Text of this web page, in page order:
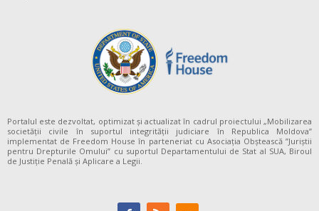
Portalul este dezvoltat, optimizat și actualizat în cadrul proiectului „Mobilizarea
societății civile în suportul integrității judiciare în Republica Moldova”
implementat de Freedom House în parteneriat cu Asociația Obștească ”Juriștii
pentru Drepturile Omului” cu suportul Departamentului de Stat al SUA, Biroul
de Justiție Penală și Aplicare a Legii.